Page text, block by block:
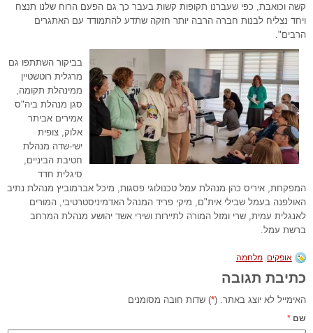
קשה וכואבת, כפי שעברנו תקופות קשות בעבר כך גם הפעם הרוח שלנו תנצח
ויחד נצליח לבנות חברה הרבה יותר חזקה שתדע להתמודד עם האתגרים
הרבים".
בביקור השתתפו גם
מרגלית רוטשטיין
ממינהלת תקומה,
סגן מנהלת ביה"ס
אמירים אביתר
אלוק, צופית
ישי-שדה מנהלת
חטיבת הביניים,
סיגלית חדד
המפקחת, איריס כהן מנהלת עמל טכנולוגי פסגות, מיכל אברמוביץ מנהלת נתיב
האולפנה בעמל שבילי אית"ם, מיקי פריד המנהל האדמיניסטרטיבי, המורים
לאנגלית עמית, שרי ומזל המורה לתיירות ושירי אשד יהושע מנהלת המרחב
ברשת עמל.
אופקים, מלחמה
כתיבת תגובה
האימייל לא יוצג באתר. ( *) שדות חובה מסומנים
שם*